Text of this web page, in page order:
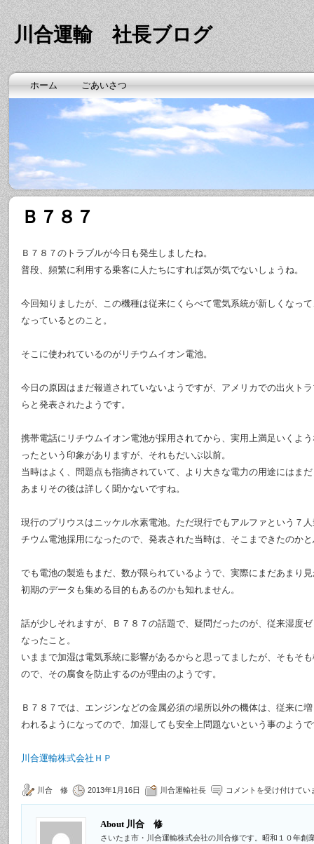
川合運輸 社長ブログ
ホーム ごあいさつ
Ｂ７８７
Ｂ７８７のトラブルが今日も発生しましたね。
普段、頻繁に利用する乗客に人たちにすれば気が気でないしょうね。
今回知りましたが、この機種は従来にくらべて電気系統が新しくなっ
なっているとのこと。
そこに使われているのがリチウムイオン電池。
今日の原因はまだ報道されていないようですが、アメリカでの出火ト
らと発表されたようです。
携帯電話にリチウムイオン電池が採用されてから、実用上満足いくよ
ったという印象がありますが、それもだいぶ以前。
当時はよく、問題点も指摘されていて、より大きな電力の用途にはま
あまりその後は詳しく聞かないですね。
現行のプリウスはニッケル水素電池。ただ現行でもアルファという７
チウム電池採用になったので、発表された当時は、そこまできたのか
でも電池の製造もまだ、数が限られているようで、実際にまだあまり
初期のデータも集める目的もあるのかも知れません。
話が少しそれますが、Ｂ７８７の話題で、疑問だったのが、従来湿度
なったこと。
いままで加湿は電気系統に影響があるからと思ってましたが、そもそ
ので、その腐食を防止するのが理由のようです。
Ｂ７８７では、エンジンなどの金属必須の場所以外の機体は、従来に
われるようになってので、加湿しても安全上問題ないという事のよう
川合運輸株式会社ＨＰ
川合 修 2013年1月16日 川合運輸社長 コメントを受け付けてい
About 川合 修
さいたま市・川合運輸株式会社の川合修です。昭和１０年創